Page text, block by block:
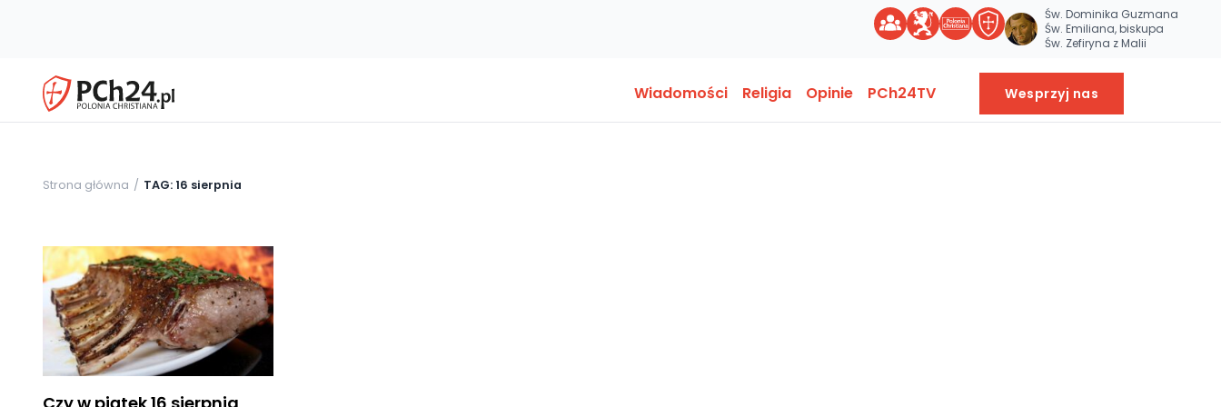
Św. Dominika Guzmana
Św. Emiliana, biskupa
Św. Zefiryna z Malii
Wiadomości Religia Opinie PCh24TV Wesprzyj nas
Strona główna TAG: 16 sierpnia